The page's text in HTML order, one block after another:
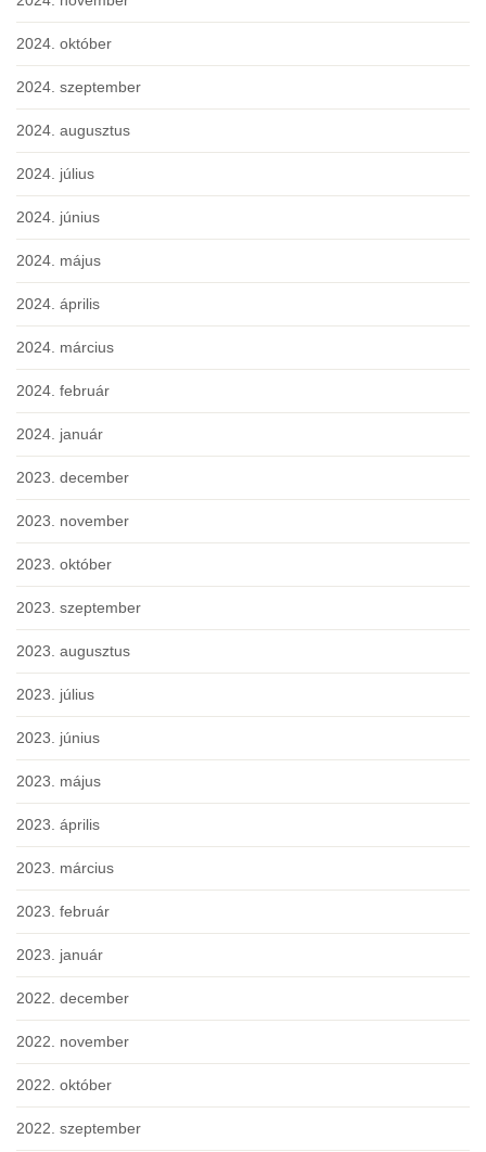
2024. október
2024. szeptember
2024. augusztus
2024. július
2024. június
2024. május
2024. április
2024. március
2024. február
2024. január
2023. december
2023. november
2023. október
2023. szeptember
2023. augusztus
2023. július
2023. június
2023. május
2023. április
2023. március
2023. február
2023. január
2022. december
2022. november
2022. október
2022. szeptember